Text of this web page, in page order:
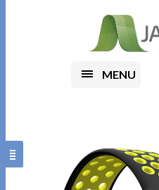
MENU